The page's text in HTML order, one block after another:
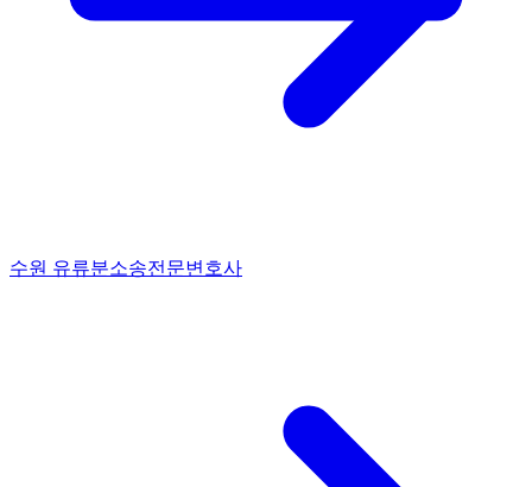
수원 유류분소송전문변호사